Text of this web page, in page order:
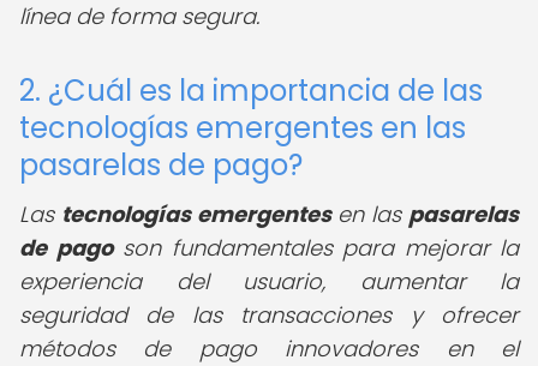
línea de forma segura.
2. ¿Cuál es la importancia de las
tecnologías emergentes en las
pasarelas de pago?
Las tecnologías emergentesen las pasarelas
de pagoson fundamentales para mejorar la
experiencia del usuario, aumentar la
seguridad de las transacciones y ofrecer
métodos de pago innovadores en el